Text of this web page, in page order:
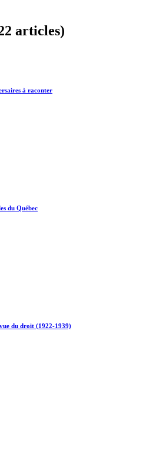
articles)
à raconter
du Québec
du droit (1922-1939)